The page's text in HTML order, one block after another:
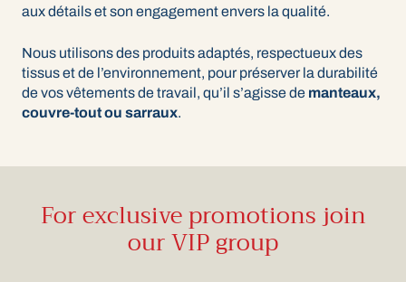
aux détails et son engagement envers la qualité.
Nous utilisons des produits adaptés, respectueux des
tissus et de l’environnement, pour préserver la durabilité
de vos vêtements de travail, qu’il s’agisse de manteaux,
couvre-tout ou sarraux.
For exclusive promotions join
our VIP group